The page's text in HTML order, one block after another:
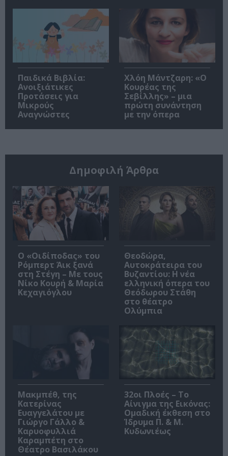
Παιδικά Βιβλία:
Ανοιξιάτικες
Προτάσεις για
Μικρούς
Αναγνώστες
Χλόη Μάντζαρη: «Ο
Κουρέας της
Σεβίλλης» – μια
πρώτη συνάντηση
με την όπερα
Δημοφιλή Άρθρα
O «Οιδίποδας» του
Ρόμπερτ Άικ ξανά
στη Στέγη – Με τους
Νίκο Κουρή & Μαρία
Κεχαγιόγλου
Θεοδώρα,
Αυτοκράτειρα του
Βυζαντίου: Η νέα
ελληνική όπερα του
Θεόδωρου Στάθη
στο θέατρο
Ολύμπια
Μακμπέθ, της
Κατερίνας
Ευαγγελάτου με
Γιώργο Γάλλο &
Καρυοφυλλιά
Καραμπέτη στο
Θέατρο Βασιλάκου
32οι Πλοές – Το
Αίνιγμα της Εικόνας:
Ομαδική έκθεση στο
Ίδρυμα Π. & Μ.
Κυδωνιέως